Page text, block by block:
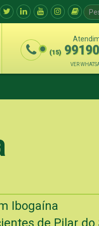
(15)
VER
Ibogaína
de Pilar do